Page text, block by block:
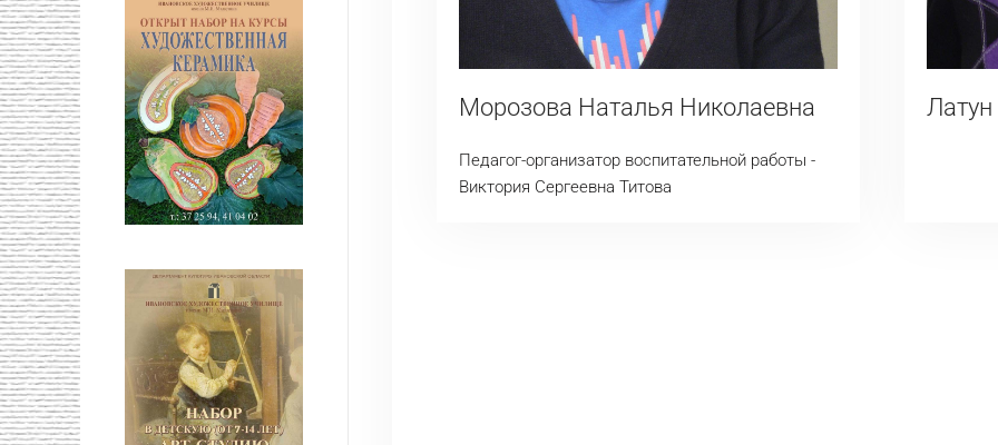
Морозова Наталья Николаевна
Педагог-организатор воспитательной работы -
Виктория Сергеевна Титова